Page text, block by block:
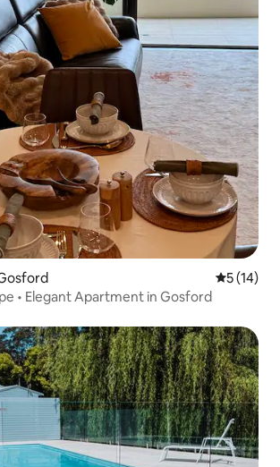
5 (14)
• Elegant Apartment in Gosford